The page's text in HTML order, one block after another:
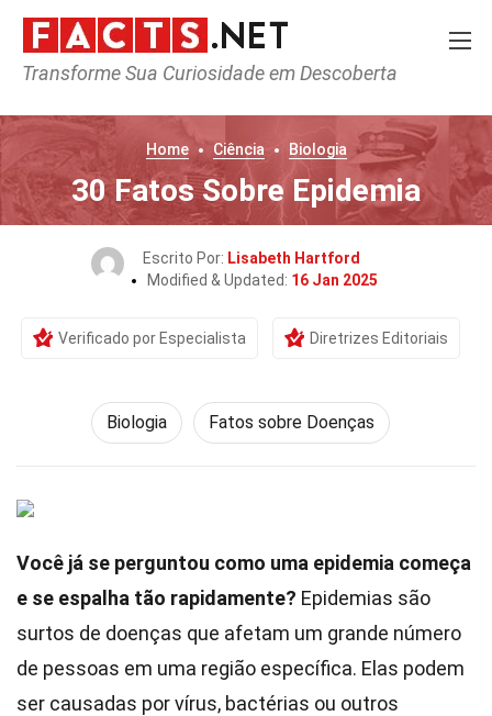
Transforme Sua Curiosidade em Descoberta
Home Ciência Biologia
30 Fatos Sobre Epidemia
Escrito Por: Lisabeth Hartford
Modified & Updated: 16 Jan 2025
Verificado por Especialista Diretrizes Editoriais
Biologia Fatos sobre Doenças
Você já se perguntou como uma epidemia começa
e se espalha tão rapidamente? Epidemias são
surtos de doenças que afetam um grande número
de pessoas em uma região específica. Elas podem
ser causadas por vírus, bactérias ou outros